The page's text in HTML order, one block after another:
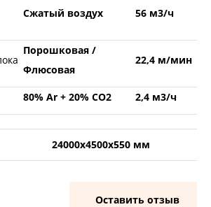
Сжатый воздух 56 м3/ч
Порошковая /
Флюсовая
22,4 м/мин
80% Ar + 20% CO2 2,4 м3/ч
24000х4500х550 мм
Оставить отзыв